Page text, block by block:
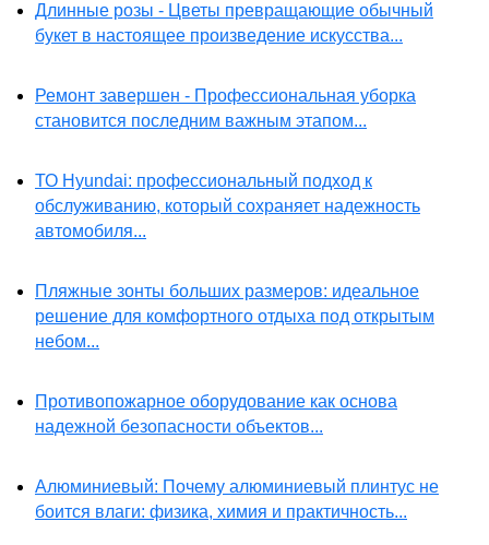
Длинные розы - Цветы превращающие обычный
букет в настоящее произведение искусства...
Ремонт завершен - Профессиональная уборка
становится последним важным этапом...
ТО Hyundai: профессиональный подход к
обслуживанию, который сохраняет надежность
автомобиля...
Пляжные зонты больших размеров: идеальное
решение для комфортного отдыха под открытым
небом...
Противопожарное оборудование как основа
надежной безопасности объектов...
Алюминиевый: Почему алюминиевый плинтус не
боится влаги: физика, химия и практичность...